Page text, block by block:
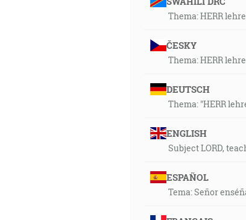
Thema: HERR
ČESKY
Thema: HERR
DEUTSCH
Thema: "HERR
ENGLISH
Subject LORD,
ESPAÑOL
Tema: Señor